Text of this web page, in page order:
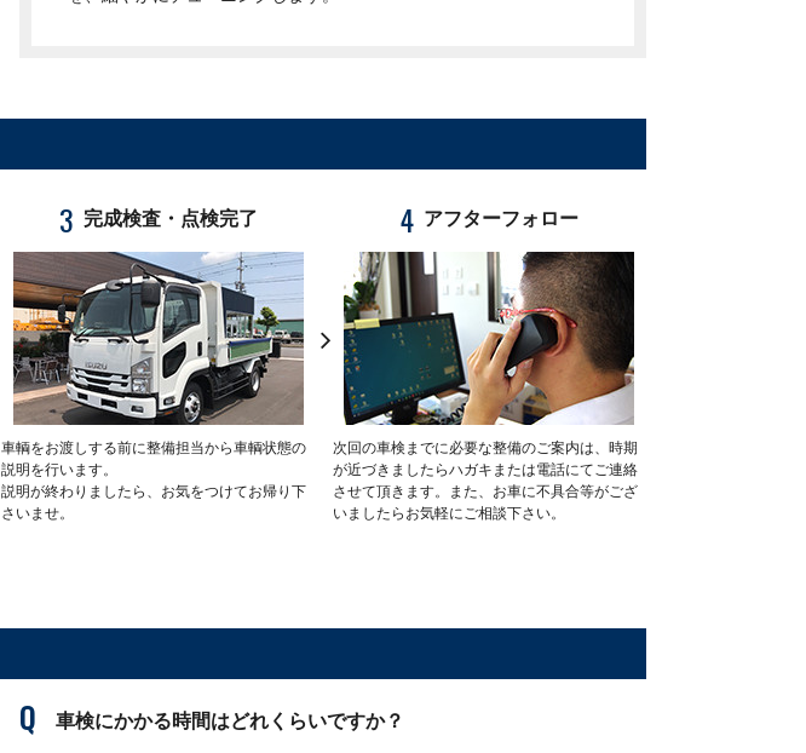
3 完成検査・点検完了
車輌をお渡しする前に整備担当から車輌状態の
説明を行います。
説明が終わりましたら、お気をつけてお帰り下
さいませ。
4 アフターフォロー
次回の車検までに必要な整備のご案内は、時期
が近づきましたらハガキまたは電話にてご連絡
させて頂きます。また、お車に不具合等がござ
いましたらお気軽にご相談下さい。
車検にかかる時間はどれくらいですか？